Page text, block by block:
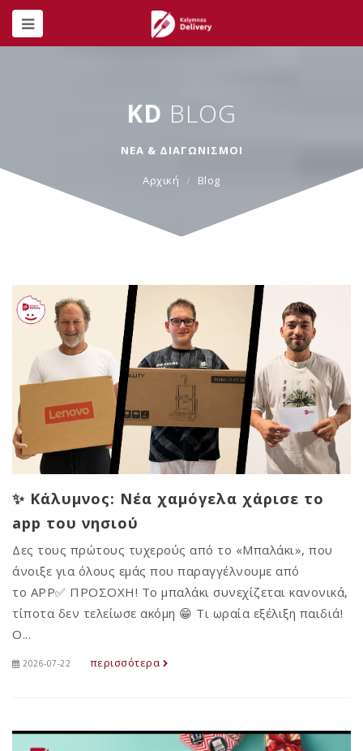
KD BLOG
ΝΕΑ & ΔΙΑΓΩΝΙΣΜΟΙ
Αρχική Blog
✨ Κάλυμνος: Νέα χαμόγελα χάρισε το
app του νησιού
Δες τους πρώτους τυχερούς από το «Μπαλάκι», που
άνοιξε για όλους εμάς που παραγγέλνουμε από
το APP✅ ΠΡΟΣΟΧΗ! Το μπαλάκι συνεχίζεται κανονικά,
τίποτα δεν τελείωσε ακόμη 😁 Τι ωραία εξέλιξη παιδιά!
Ο...
2026-07-22 περισσότερα